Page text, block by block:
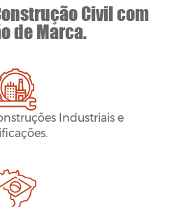
Civil com
de Marca.
Industriais e